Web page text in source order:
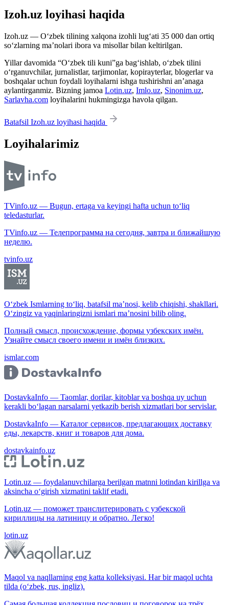
Izoh.uz loyihasi haqida
Izoh.uz — O‘zbek tilining xalqona izohli lug‘ati 35 000 dan ortiq
so‘zlarning ma’nolari ibora va misollar bilan keltirilgan.
Yillar davomida “O‘zbek tili kuni”ga bag‘ishlab, o‘zbek tilini
o‘rganuvchilar, jurnalistlar, tarjimonlar, kopirayterlar, blogerlar va
boshqalar uchun foydali loyihalarni ishga tushirishni an’anaga
aylantirganmiz. Bizning jamoa Lotin.uz, Imlo.uz, Sinonim.uz,
Sarlavha.com loyihalarini hukmingizga havola qilgan.
Batafsil Izoh.uz loyihasi haqida
Loyihalarimiz
TVinfo.uz — Bugun, ertaga va keyingi hafta uchun to‘liq
teledasturlar.
TVinfo.uz — Телепрограмма на сегодня, завтра и ближайшую
неделю.
tvinfo.uz
O‘zbek Ismlarning to‘liq, batafsil ma’nosi, kelib chiqishi, shakllari.
O‘zingiz va yaqinlaringizni ismlari ma’nosini bilib oling.
Полный смысл, происхождение, формы узбекских имён.
Узнайте смысл своего имени и имён близких.
ismlar.com
DostavkaInfo — Taomlar, dorilar, kitoblar va boshqa uy uchun
kerakli bo‘lagan narsalarni yetkazib berish xizmatlari bor servislar.
DostavkaInfo — Каталог сервисов, предлагающих доставку
еды, лекарств, книг и товаров для дома.
dostavkainfo.uz
Lotin.uz — foydalanuvchilarga berilgan matnni lotindan kirillga va
aksincha o‘girish xizmatini taklif etadi.
Lotin.uz — поможет транслитерировать с узбекской
кириллицы на латиницу и обратно. Легко!
lotin.uz
Maqol va naqllarning eng katta kolleksiyasi. Har bir maqol uchta
tilda (o‘zbek, rus, ingliz).